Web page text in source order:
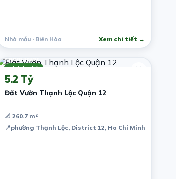
Nhà mẫu · Biên Hòa Xem chi tiết →
Vietnam
Chính chủ
7 năm trước
5.2 Tỷ
Đất Vườn Thạnh Lộc Quận 12
📐 260.7 m²
📍phường Thạnh Lộc, District 12, Ho Chi Minh City,